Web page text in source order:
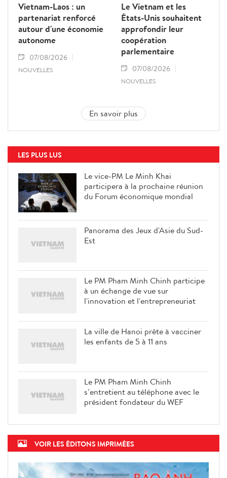
Vietnam-Laos : un
partenariat renforcé
autour d'une économie
autonome
07/08/2026
NOUVELLES
Le Vietnam et les
États-Unis souhaitent
approfondir leur
coopération
parlementaire
07/08/2026
NOUVELLES
En savoir plus
LES PLUS LUS
Le vice-PM Le Minh Khai
participera à la prochaine réunion
du Forum économique mondial
Panorama des Jeux d'Asie du Sud-
Est
Le PM Pham Minh Chinh participe
à un échange de vue sur
l'innovation et l'entrepreneuriat
La ville de Hanoi prête à vacciner
les enfants de 5 à 11 ans
Le PM Pham Minh Chinh
s’entretient au téléphone avec le
président fondateur du WEF
VOIR LES ÉDITONS IMPRIMÉES